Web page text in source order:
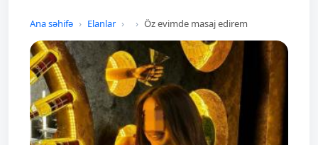
Ana səhifə Elanlar Öz evimde masaj edirem